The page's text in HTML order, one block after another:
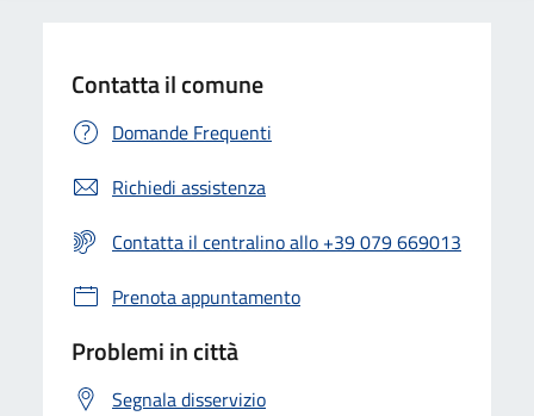
Contatta il comune
Domande Frequenti
Richiedi assistenza
Contatta il centralino allo +39 079 669013
Prenota appuntamento
Problemi in città
Segnala disservizio